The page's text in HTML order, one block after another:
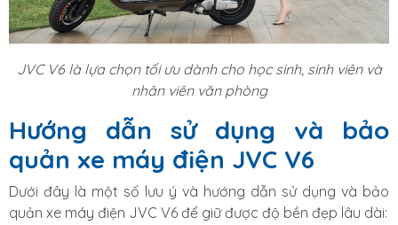
JVC V6 là lựa chọn tối ưu dành cho học sinh, sinh viên và
nhân viên văn phòng
Hướng dẫn sử dụng và bảo
quản xe máy điện JVC V6
Dưới đây là một số lưu ý và hướng dẫn sử dụng và bảo
quản xe máy điện JVC V6 để giữ được độ bền đẹp lâu dài: